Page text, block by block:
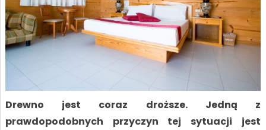
Drewno jest coraz droższe. Jedną z
prawdopodobnych przyczyn tej sytuacji jest